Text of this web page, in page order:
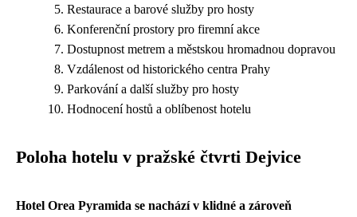
Restaurace a barové služby pro hosty
Konferenční prostory pro firemní akce
Dostupnost metrem a městskou hromadnou dopravou
Vzdálenost od historického centra Prahy
Parkování a další služby pro hosty
Hodnocení hostů a oblíbenost hotelu
Poloha hotelu v pražské čtvrti Dejvice
Hotel Orea Pyramida se nachází v klidné a zároveň